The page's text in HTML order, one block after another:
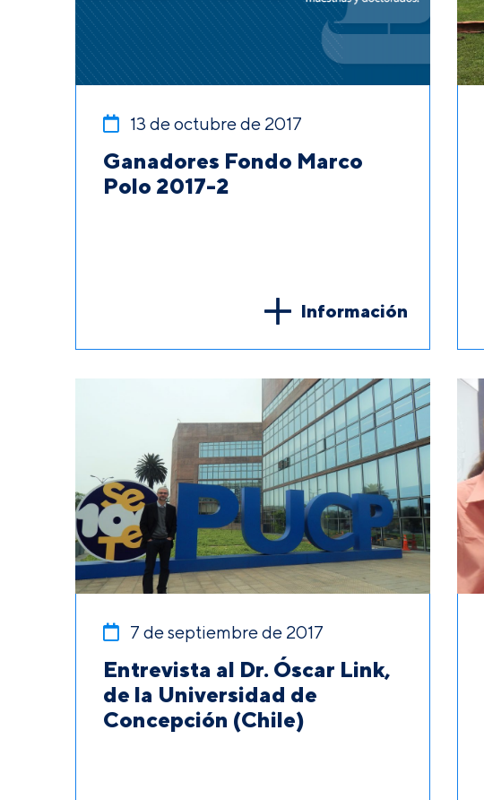
13 de octubre de 2017
Ganadores Fondo Marco
Polo 2017-2
Información
7 de septiembre de 2017
Entrevista al Dr. Óscar Link,
de la Universidad de
Concepción (Chile)